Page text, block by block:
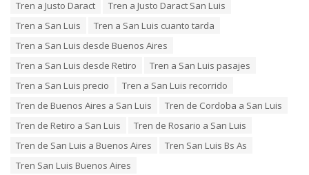
Tren a Justo Daract
Tren a Justo Daract San Luis
Tren a San Luis
Tren a San Luis cuanto tarda
Tren a San Luis desde Buenos Aires
Tren a San Luis desde Retiro
Tren a San Luis pasajes
Tren a San Luis precio
Tren a San Luis recorrido
Tren de Buenos Aires a San Luis
Tren de Cordoba a San Luis
Tren de Retiro a San Luis
Tren de Rosario a San Luis
Tren de San Luis a Buenos Aires
Tren San Luis Bs As
Tren San Luis Buenos Aires